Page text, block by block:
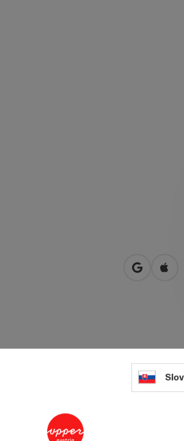
open in
finest bread and pastries made
craftsmanship and an
strudel